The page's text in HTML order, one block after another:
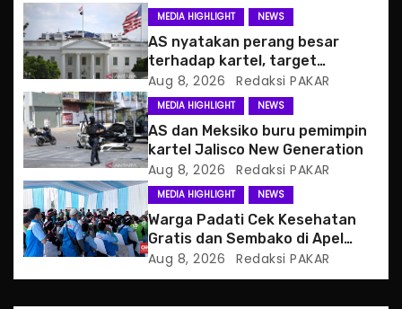
g
a
t
i
o
n
MEDIA HIGHLIGHT NEWS
AS nyatakan perang besar
terhadap kartel, target
pertama CJNG
Aug 8, 2026 Redaksi PAKAR
MEDIA HIGHLIGHT NEWS
AS dan Meksiko buru pemimpin
kartel Jalisco New Generation
Aug 8, 2026 Redaksi PAKAR
MEDIA HIGHLIGHT NEWS
Warga Padati Cek Kesehatan
Gratis dan Sembako di Apel
Jaga Jakarta
Aug 8, 2026 Redaksi PAKAR